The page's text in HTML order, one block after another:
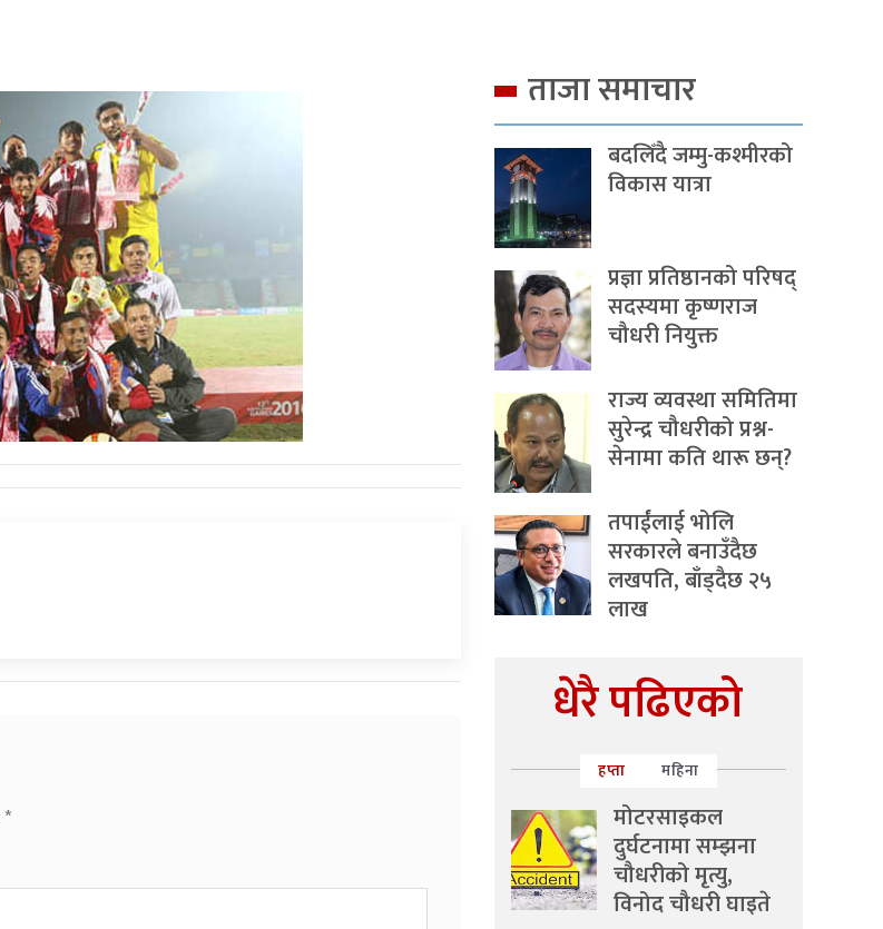
*
ताजा समाचार
बदलिँदै जम्मु-कश्मीरको
विकास यात्रा
प्रज्ञा प्रतिष्ठानको परिषद्
सदस्यमा कृष्णराज
चौधरी नियुक्त
राज्य व्यवस्था समितिमा
सुरेन्द्र चौधरीको प्रश्न-
सेनामा कति थारू छन्?
तपाईंलाई भोलि
सरकारले बनाउँदैछ
लखपति, बाँड्दैछ २५
लाख
धेरै पढिएको
हप्ता महिना
मोटरसाइकल
दुर्घटनामा सम्झना
चौधरीको मृत्यु,
विनोद चौधरी घाइते